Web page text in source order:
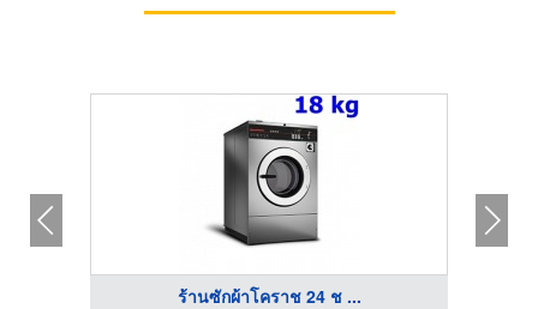
ร้านซักผ้าโคราช 24 ช ...